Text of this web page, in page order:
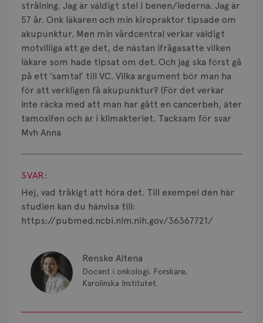
strålning. Jag är väldigt stel i benen/lederna. Jag är
57 år. Onk läkaren och min kiropraktor tipsade om
akupunktur. Men min vårdcentral verkar väldigt
motvilliga att ge det, de nästan ifrågasatte vilken
läkare som hade tipsat om det. Och jag ska först gå
på ett ’samtal’ till VC. Vilka argument bör man ha
för att verkligen få akupunktur? (För det verkar
inte räcka med att man har gått en cancerbeh, äter
tamoxifen och är i klimakteriet. Tacksam för svar
Mvh Anna
Visa svar
SVAR:
Hej, vad tråkigt att höra det. Till exempel den här
studien kan du hänvisa till:
https://pubmed.ncbi.nlm.nih.gov/36367721/
Renske Altena
Docent i onkologi. Forskare,
Karolinska Institutet.
Knöl
Läkemedel
Typ av bröstcancer
Smärta
Prognos
Risker
Spridd bröstcancer
Strålning